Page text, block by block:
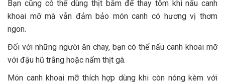
Bạn cũng có thể dùng thịt bằm để thay tôm khi nấu canh
khoai mỡ mà vẫn đảm bảo món canh có hương vị thơm
ngon.
Đối với những người ăn chay, bạn có thể nấu canh khoai mỡ
với đậu hũ trắng hoặc nấm thịt gà.
Món canh khoai mỡ thích hợp dùng khi còn nóng kèm với